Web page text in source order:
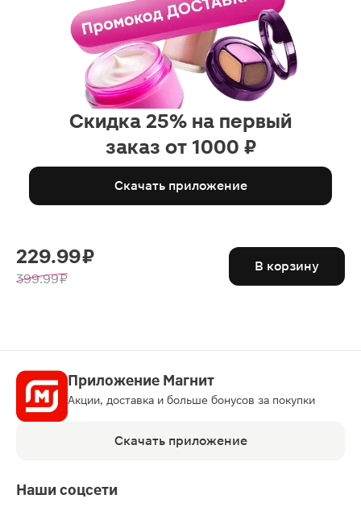
Скидка 25% на первый
заказ от 1000 ₽
Скачать приложение
229.99 ₽
399.99 ₽
В корзину
Приложение Магнит
Акции, доставка и больше бонусов за покупки
Скачать приложение
Наши соцсети